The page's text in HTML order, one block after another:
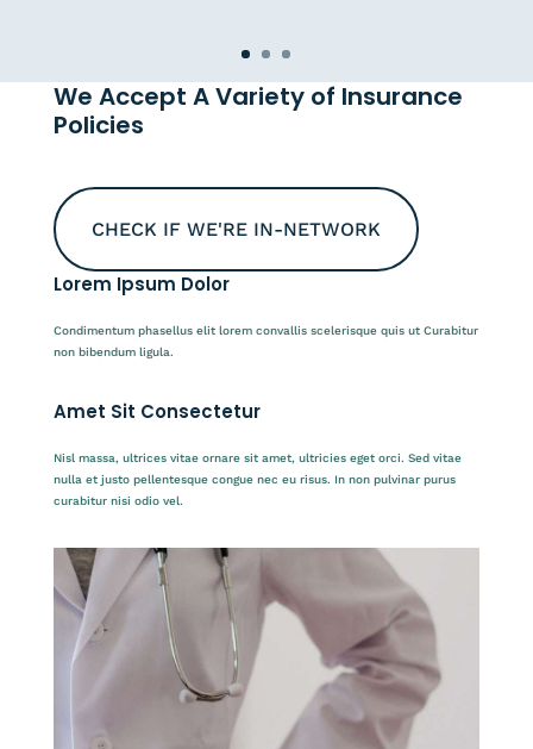
We Accept A Variety of Insurance
Policies
CHECK IF WE'RE IN-NETWORK
Lorem Ipsum Dolor
Condimentum phasellus elit lorem convallis scelerisque quis ut Curabitur
non bibendum ligula.
Amet Sit Consectetur
Nisl massa, ultrices vitae ornare sit amet, ultricies eget orci. Sed vitae
nulla et justo pellentesque congue nec eu risus. In non pulvinar purus
curabitur nisi odio vel.